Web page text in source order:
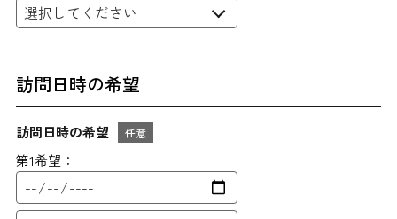
訪問日時の希望
訪問日時の希望 任意
第1希望：